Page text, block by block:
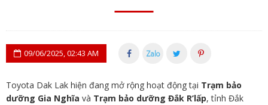
09/06/2025, 02:43 AM
Toyota Dak Lak hiện đang mở rộng hoạt động tại Trạm bảo
dưỡng Gia Nghĩa và Trạm bảo dưỡng Đắk R’lấp, tỉnh Đắk